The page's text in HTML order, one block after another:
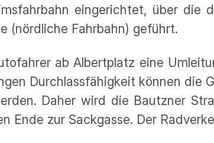
eingerichtet, über die
(nördliche Fahrbahn) geführt.
ab Albertplatz eine
Durchlassfähigkeit können
Daher wird die Bautzner
Ende zur Sackgasse. Der